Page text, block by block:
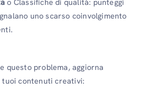
uno scarso coinvolgimento
questo problema, aggiorna
contenuti creativi: